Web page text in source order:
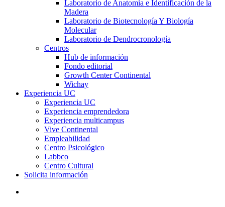
Laboratorio de Anatomía e Identificación de la
Madera
Laboratorio de Biotecnología Y Biología
Molecular
Laboratorio de Dendrocronología
Centros
Hub de información
Fondo editorial
Growth Center Continental
Wichay
Experiencia UC
Experiencia UC
Experiencia emprendedora
Experiencia multicampus
Vive Continental
Empleabilidad
Centro Psicológico
Labbco
Centro Cultural
Solicita información